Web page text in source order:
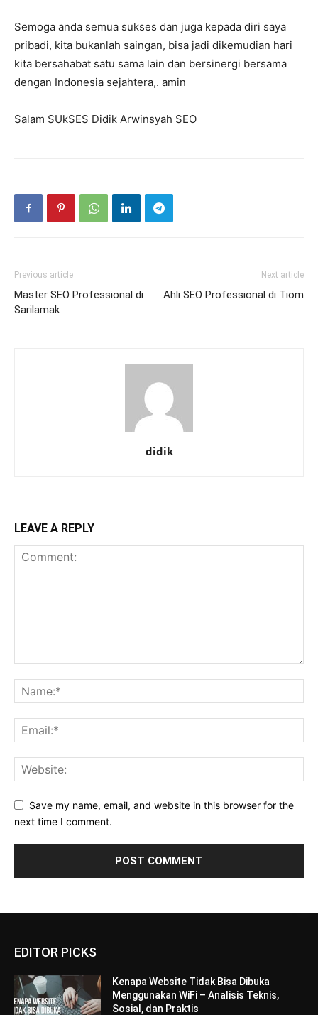
Semoga anda semua sukses dan juga kepada diri saya
pribadi, kita bukanlah saingan, bisa jadi dikemudian hari
kita bersahabat satu sama lain dan bersinergi bersama
dengan Indonesia sejahtera,. amin
Salam SUkSES Didik Arwinsyah SEO
Previous article
Master SEO Professional di
Sarilamak
Next article
Ahli SEO Professional di Tiom
didik
LEAVE A REPLY
Save my name, email, and website in this browser for the
next time I comment.
EDITOR PICKS
Kenapa Website Tidak Bisa Dibuka
Menggunakan WiFi – Analisis Teknis,
Sosial, dan Praktis